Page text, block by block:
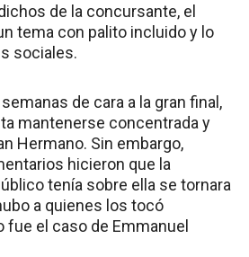
de la concursante, el
tema con palito incluido y lo
sociales.
de cara a la gran final,
mantenerse concentrada y
Hermano. Sin embargo,
hicieron que la
tenía sobre ella se tornara
a quienes los tocó
fue el caso de Emmanuel